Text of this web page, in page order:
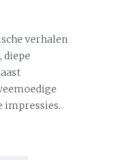
verhalen
diepe
impressies.